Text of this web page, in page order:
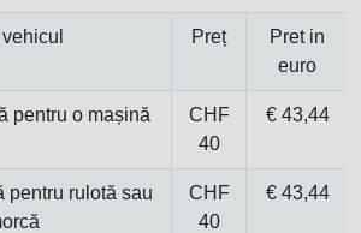
Preț
Pret in
euro
pentru o mașină
CHF
40
€ 43,44
pentru rulotă sau
CHF
40
€ 43,44